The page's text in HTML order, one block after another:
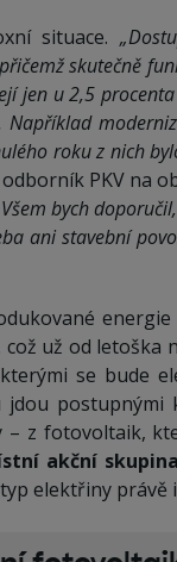
situace.
skutečně
jen u 2,5
roku z nich
PKV na
bych
ani stavební
už od
se bude
z fotovoltaik,
akční
elektřiny právě